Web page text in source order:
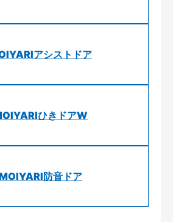
アシストドア
ひきドアW
防音ドア